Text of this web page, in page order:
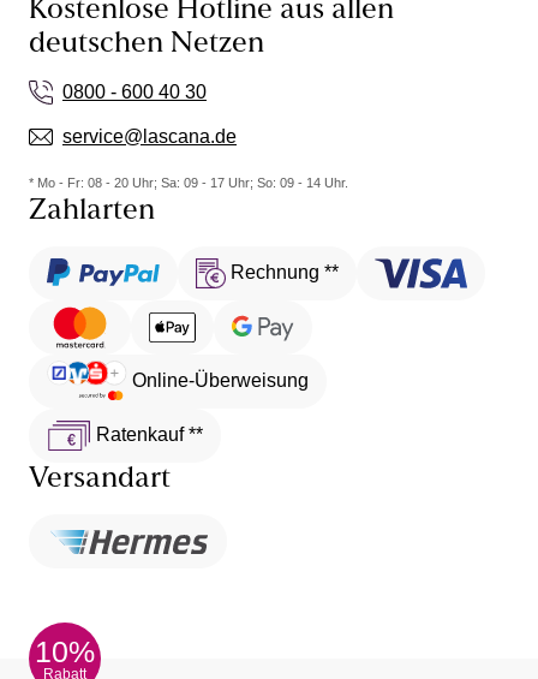
Kostenlose Hotline aus allen
deutschen Netzen
0800 - 600 40 30
service@lascana.de
* Mo - Fr: 08 - 20 Uhr; Sa: 09 - 17 Uhr; So: 09 - 14 Uhr.
Zahlarten
Rechnung **
Online-Überweisung
Ratenkauf **
Versandart
10%
Rabatt